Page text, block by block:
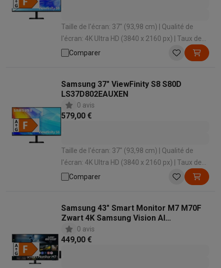
Sport & LoisirsChoisir une montre connectée
Toutes nos offres outlet Outlet multimedia & téléphonie
Taille de l'écran: 37" (93,98 cm) | Qualité de
l'écran: 4K Ultra HD (3840 x 2160 px) | Taux de
rafraîchissement: 60 Hz | Temps de réponse: 5
Comparer
Samsung 37" ViewFinity S8 S80D
LS37D802EAUXEN
0 avis
579,00 €
Taille de l'écran: 37" (93,98 cm) | Qualité de
l'écran: 4K Ultra HD (3840 x 2160 px) | Taux de
rafraîchissement: 60 Hz | Temps de réponse: 5
Comparer
Samsung 43" Smart Monitor M7 M70F
Zwart 4K Samsung Vision AI
LS43FM702UUXEN
0 avis
449,00 €